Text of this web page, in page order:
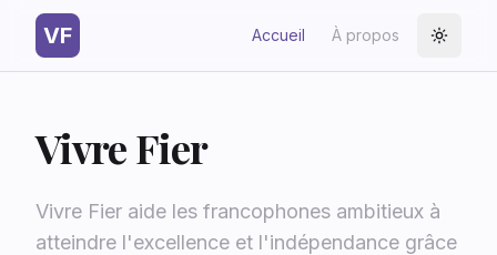
VF Accueil À propos Toggle
Vivre Fier
Vivre Fier aide les francophones ambitieux à
atteindre l'excellence et l'indépendance grâce